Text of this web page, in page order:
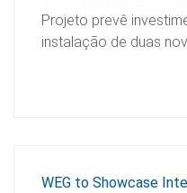
Projeto prevê
instalação de duas
WEG to Showcase